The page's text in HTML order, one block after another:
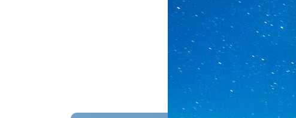
حجز موعد
الفتوى الهاتفية